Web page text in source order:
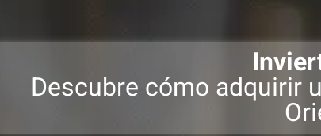
Descubre cómo adquirir